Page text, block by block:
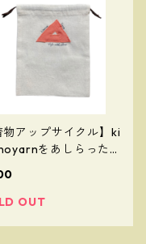
物アップサイクル】ki
をあしらったき
OUT